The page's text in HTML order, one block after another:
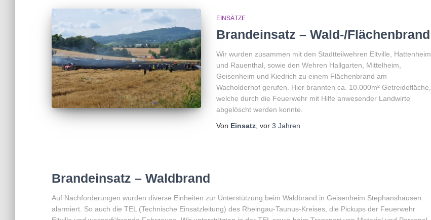
EINSÄTZE
Brandeinsatz – Wald-/Flächenbrand
Wir wurden zusammen mit den Stadtteilwehren Eltville, Hattenheim
und Rauenthal, sowie den Wehren Hallgarten, Mittelheim,
Geisenheim und Kiedrich zu einem Flächenbrand am
Wacholderhof gerufen. Hier brannten ca. 10.000m² Getreidefläche,
welche durch die Feuerwehr mit Hilfe anwesender Landwirte
abgelöscht werden konnte.
Von Einsatz , vor 3 Jahren
Brandeinsatz – Waldbrand
Auf Nachforderungen wurden diverse Einheiten zur Unterstützung beim Waldbrand in Geisenheim Stephanshausen
alarmiert. So auch die TEL (Technische Einsatzleitung) des Rheingau-Taunus-Kreises, die Pickups der Feuerwehr